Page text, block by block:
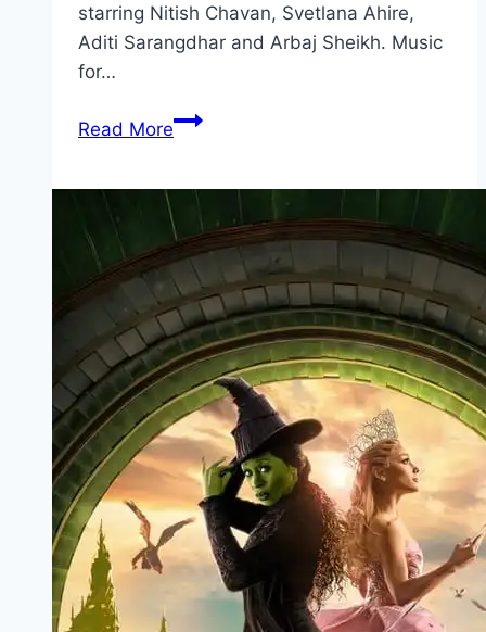
starring Nitish Chavan, Svetlana Ahire,
Aditi Sarangdhar and Arbaj Sheikh. Music
for…
Read MoreMajnu
[Filmywap,
Filmyzilla,
VipMarathi,
Telegram
Link]
720p
1GB
HD
Online